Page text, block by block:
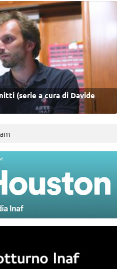
(serie a cura di Davide